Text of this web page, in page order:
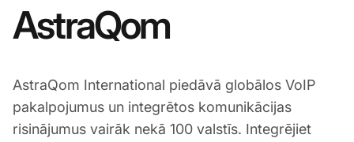
AstraQom
AstraQom International piedāvā globālos VoIP
pakalpojumus un integrētos komunikācijas
risinājumus vairāk nekā 100 valstīs. Integrējiet